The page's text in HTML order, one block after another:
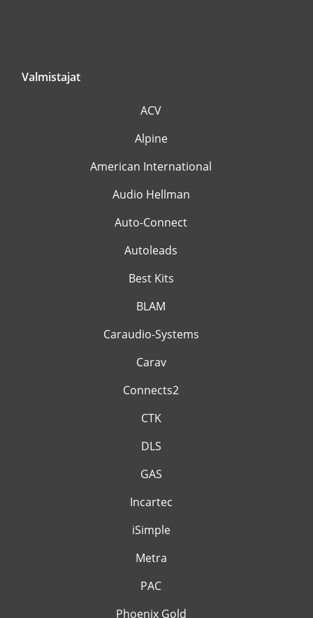
Valmistajat
ACV
Alpine
American International
Audio Hellman
Auto-Connect
Autoleads
Best Kits
BLAM
Caraudio-Systems
Carav
Connects2
CTK
DLS
GAS
Incartec
iSimple
Metra
PAC
Phoenix Gold